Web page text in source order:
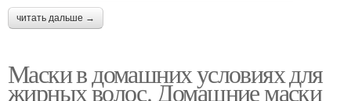
читать дальше →
Маски в домашних условиях для
жирных волос. Домашние маски